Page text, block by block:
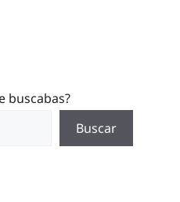
buscabas?
Buscar